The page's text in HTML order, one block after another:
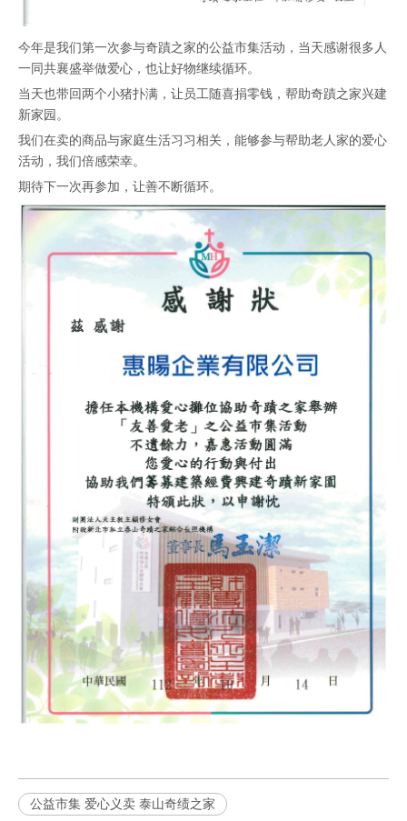
今年是我们第一次参与奇蹟之家的公益市集活动，当天感谢很多人
一同共襄盛举做爱心，也让好物继续循环。
当天也带回两个小猪扑满，让员工随喜捐零钱，帮助奇蹟之家兴建
新家园。
我们在卖的商品与家庭生活习习相关，能够参与帮助老人家的爱心
活动，我们倍感荣幸。
期待下一次再参加，让善不断循环。
公益市集 爱心义卖 泰山奇绩之家